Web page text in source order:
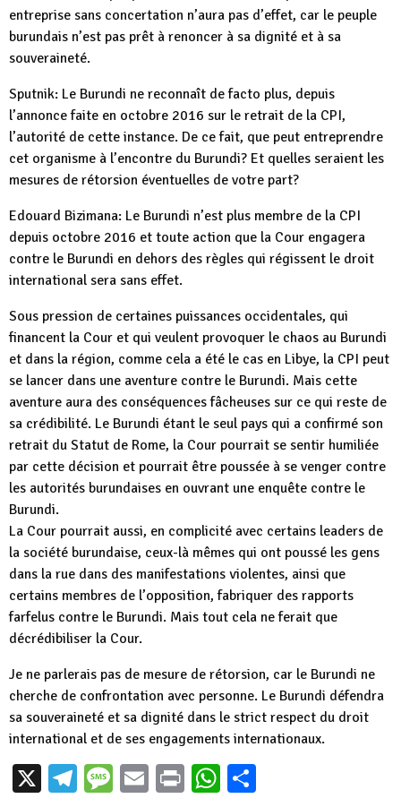
entreprise sans concertation n’aura pas d’effet, car le peuple
burundais n’est pas prêt à renoncer à sa dignité et à sa
souveraineté.
Sputnik: Le Burundi ne reconnaît de facto plus, depuis
l’annonce faite en octobre 2016 sur le retrait de la CPI,
l’autorité de cette instance. De ce fait, que peut entreprendre
cet organisme à l’encontre du Burundi? Et quelles seraient les
mesures de rétorsion éventuelles de votre part?
Edouard Bizimana: Le Burundi n’est plus membre de la CPI
depuis octobre 2016 et toute action que la Cour engagera
contre le Burundi en dehors des règles qui régissent le droit
international sera sans effet.
Sous pression de certaines puissances occidentales, qui
financent la Cour et qui veulent provoquer le chaos au Burundi
et dans la région, comme cela a été le cas en Libye, la CPI peut
se lancer dans une aventure contre le Burundi. Mais cette
aventure aura des conséquences fâcheuses sur ce qui reste de
sa crédibilité. Le Burundi étant le seul pays qui a confirmé son
retrait du Statut de Rome, la Cour pourrait se sentir humiliée
par cette décision et pourrait être poussée à se venger contre
les autorités burundaises en ouvrant une enquête contre le
Burundi.
La Cour pourrait aussi, en complicité avec certains leaders de
la société burundaise, ceux-là mêmes qui ont poussé les gens
dans la rue dans des manifestations violentes, ainsi que
certains membres de l’opposition, fabriquer des rapports
farfelus contre le Burundi. Mais tout cela ne ferait que
décrédibiliser la Cour.
Je ne parlerais pas de mesure de rétorsion, car le Burundi ne
cherche de confrontation avec personne. Le Burundi défendra
sa souveraineté et sa dignité dans le strict respect du droit
international et de ses engagements internationaux.
X Telegram
Message
EmailPrintWhatsApp